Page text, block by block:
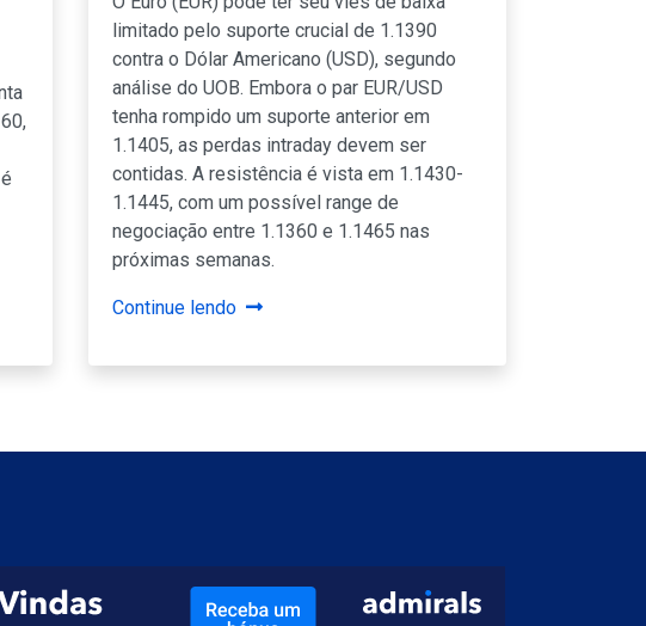
limitado pelo suporte crucial de 1.1390
contra o Dólar Americano (USD), segundo
análise do UOB. Embora o par EUR/USD
tenha rompido um suporte anterior em
1.1405, as perdas intraday devem ser
contidas. A resistência é vista em 1.1430-
1.1445, com um possível range de
negociação entre 1.1360 e 1.1465 nas
próximas semanas.
Continue lendo